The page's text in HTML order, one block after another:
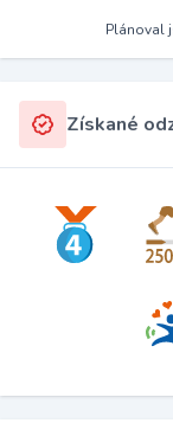
Plánoval
Získané